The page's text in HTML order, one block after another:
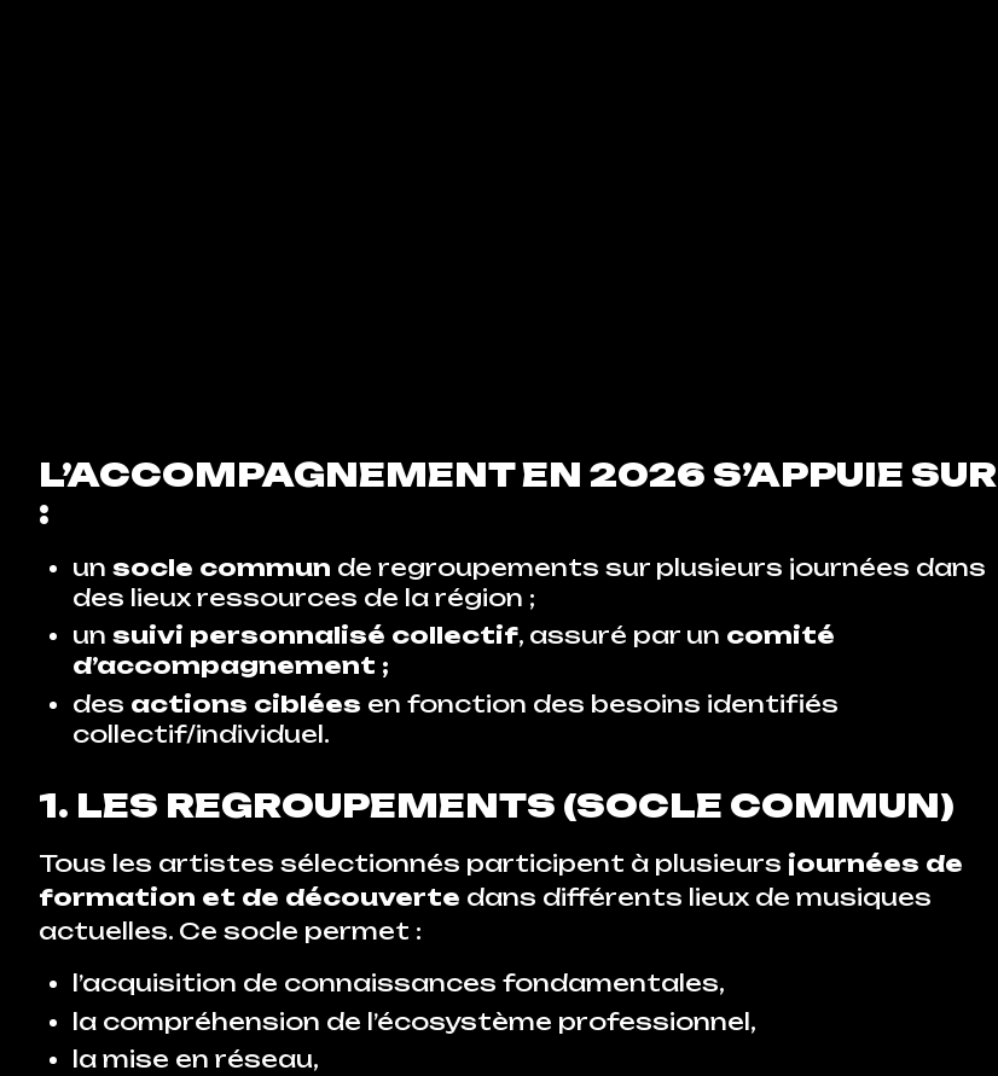
L’ACCOMPAGNEMENT EN 2026 S’APPUIE SUR
:
unsocle commun de regroupements sur plusieurs journées dans
des lieux ressources de la région ;
unsuivi personnalisé collectif, assuré par un comité
d’accompagnement ;
des actions ciblées en fonction des besoins identifiés
collectif/individuel.
1. LES REGROUPEMENTS (SOCLE COMMUN)
Tous les artistes sélectionnés participent à plusieurs journées de
formation et de découverte dans différents lieux de musiques
actuelles. Ce socle permet :
l’acquisition de connaissances fondamentales,
la compréhension de l’écosystème professionnel,
la mise en réseau,